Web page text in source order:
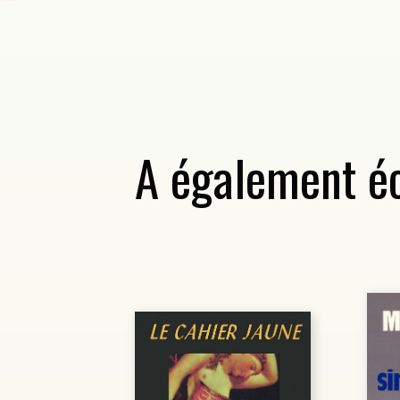
A également